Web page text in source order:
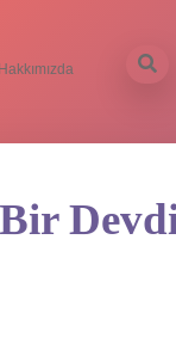
Hakkımızda